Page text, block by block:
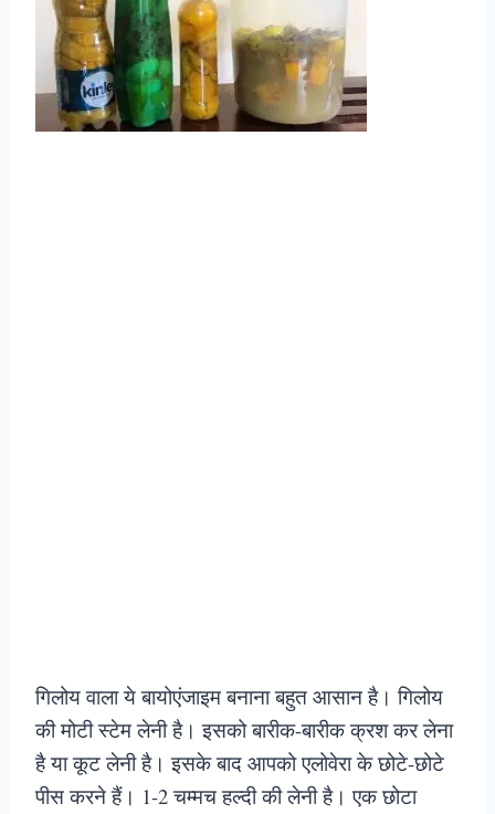
गिलोय वाला ये बायोएंजाइम बनाना बहुत आसान है। गिलोय
की मोटी स्टेम लेनी है। इसको बारीक-बारीक क्रश कर लेना
है या कूट लेनी है। इसके बाद आपको एलोवेरा के छोटे-छोटे
पीस करने हैं। 1-2 चम्मच हल्दी की लेनी है। एक छोटा